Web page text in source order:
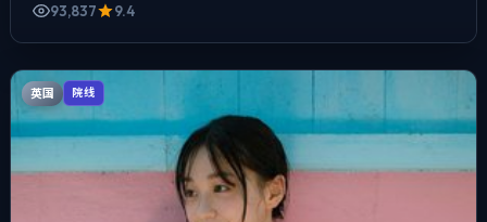
93,837
9.4
英国 院线